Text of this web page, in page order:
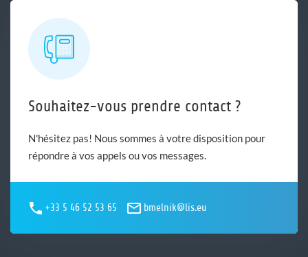
Souhaitez-vous prendre contact ?
N'hésitez pas! Nous sommes à votre disposition pour
répondre à vos appels ou vos messages.
+33 5 46 52 53 65 bmelnik@lis.eu